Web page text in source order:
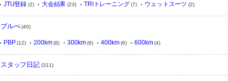
JTU登録 (2) 大会結果 (23) TRIトレーニング (7) ウェットスーツ (2)
ブルべ(40)
PBP(12) 200km(8) 300km(6) 400km(6) 600km(4)
スタッフ日記(311)